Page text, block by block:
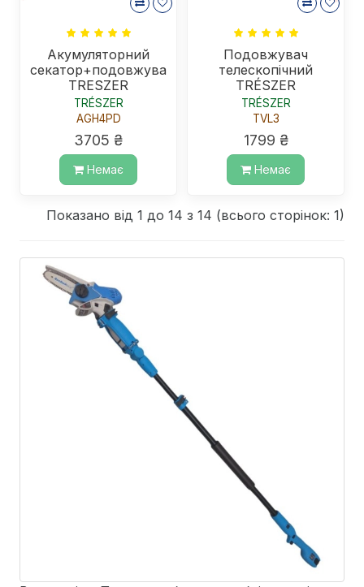
Акумуляторний
секатор+подовжувач
TRESZER
TRÉSZER
AGH4PD
3705 ₴
Немає
Подовжувач
телескопічний
TRÉSZER
TRÉSZER
TVL3
1799 ₴
Немає
Показано від 1 до 14 з 14 (всього сторінок: 1)